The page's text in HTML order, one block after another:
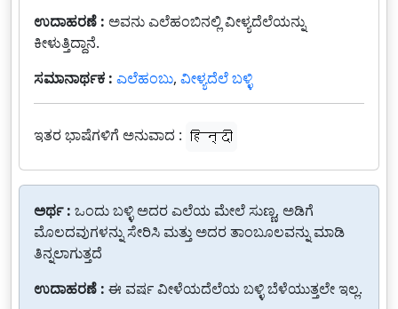
ಉದಾಹರಣೆ : ಅವನು ಎಲೆಹಂಬಿನಲ್ಲಿ ವೀಳ್ಯದೆಲೆಯನ್ನು
ಕೀಳುತ್ತಿದ್ದಾನೆ.
ಸಮಾನಾರ್ಥಕ : ಎಲೆಹಂಬು, ವೀಳ್ಯದೆಲೆ ಬಳ್ಳಿ
ಇತರ ಭಾಷೆಗಳಿಗೆ ಅನುವಾದ : हिन्दी
ಅರ್ಥ : ಒಂದು ಬಳ್ಳಿ ಅದರ ಎಲೆಯ ಮೇಲೆ ಸುಣ್ಣ, ಅಡಿಗೆ
ಮೊಲದವುಗಳನ್ನು ಸೇರಿಸಿ ಮತ್ತು ಅದರ ತಾಂಬೂಲವನ್ನು ಮಾಡಿ
ತಿನ್ನಲಾಗುತ್ತದೆ
ಉದಾಹರಣೆ : ಈ ವರ್ಷ ವೀಳೆಯದೆಲೆಯ ಬಳ್ಳಿ ಬೆಳೆಯುತ್ತಲೇ ಇಲ್ಲ.